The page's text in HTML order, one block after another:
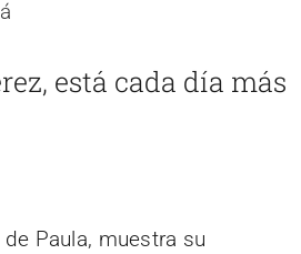
está cada día más
Paula, muestra su